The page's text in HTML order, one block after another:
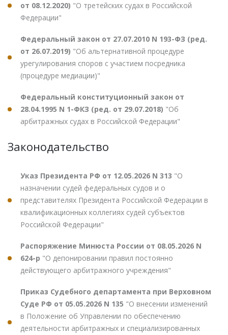
от 08.12.2020) "О третейских судах в Российской
Федерации"
Федеральный закон от 27.07.2010 N 193-ФЗ (ред.
от 26.07.2019) "Об альтернативной процедуре
урегулирования споров с участием посредника
(процедуре медиации)"
Федеральный конституционный закон от
28.04.1995 N 1-ФКЗ (ред. от 29.07.2018) "Об
арбитражных судах в Российской Федерации"
Законодательство
Указ Президента РФ от 12.05.2026 N 313 "О
назначении судей федеральных судов и о
представителях Президента Российской Федерации в
квалификационных коллегиях судей субъектов
Российской Федерации"
Распоряжение Минюста России от 08.05.2026 N
624-р "О депонировании правил постоянно
действующего арбитражного учреждения"
Приказ Судебного департамента при Верховном
Суде РФ от 05.05.2026 N 135 "О внесении изменений
в Положение об Управлении по обеспечению
деятельности арбитражных и специализированных